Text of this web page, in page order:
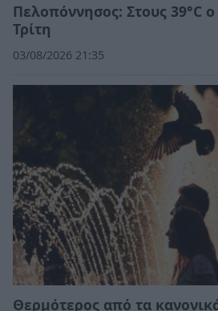
Πελοπόννησος: Στους 39°C
Τρίτη
03/08/2026 21:35
Θερμότερος από τα